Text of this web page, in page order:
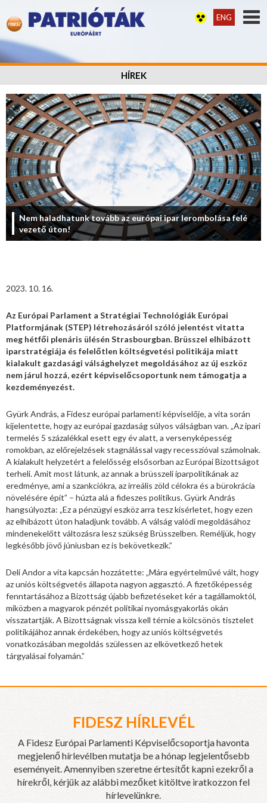
ENG
HÍREK
Nem haladhatunk tovább az európai ipar lerombolása felé
vezető úton!
2023. 10. 16.
Az Európai Parlament a Stratégiai Technológiák Európai
Platformjának (STEP) létrehozásáról szóló jelentést vitatta
meg hétfői plenáris ülésén Strasbourgban. Brüsszel elhibázott
iparstratégiája és felelőtlen költségvetési politikája miatt
kialakult gazdasági válsághelyzet megoldásához az új eszköz
nem járul hozzá, ezért képviselőcsoportunk nem támogatja a
kezdeményezést.
Gyürk András, a Fidesz európai parlamenti képviselője, a vita során
kijelentette, hogy az európai gazdaság súlyos válságban van. „Az ipari
termelés 5 százalékkal esett egy év alatt, a versenyképesség
romokban, az előrejelzések stagnálással vagy recesszióval számolnak.
A kialakult helyzetért a felelősség elsősorban az Európai Bizottságot
terheli. Amit most látunk, az annak a brüsszeli iparpolitikának az
eredménye, ami a szankciókra, az irreális zöld célokra és a bürokrácia
növelésére épít” – húzta alá a fideszes politikus. Gyürk András
hangsúlyozta: „Ez a pénzügyi eszköz arra tesz kísérletet, hogy ezen
az elhibázott úton haladjunk tovább. A válság valódi megoldásához
mindenekelőtt változásra lesz szükség Brüsszelben. Reméljük, hogy
legkésőbb jövő júniusban ez is bekövetkezik.”
Deli Andor a vita kapcsán hozzátette: „Mára egyértelművé vált, hogy
az uniós költségvetés állapota nagyon aggasztó. A fizetőképesség
fenntartásához a Bizottság újabb befizetéseket kér a tagállamoktól,
miközben a magyarok pénzét politikai nyomásgyakorlás okán
visszatartják. A Bizottságnak vissza kell térnie a kölcsönös tisztelet
politikájához annak érdekében, hogy az uniós költségvetés
vonatkozásában megoldás szülessen az elkövetkező hetek
tárgyalásai folyamán.”
FIDESZ HÍRLEVÉL
A Fidesz Európai Parlamenti Képviselőcsoportja havonta
megjelenő hírlevélben mutatja be a hónap legjelentősebb
eseményeit. Amennyiben szeretne értesítőt kapni ezekről a
hírekről, kérjük az alábbi mezőket kitöltve iratkozzon fel
hírlevelünkre.